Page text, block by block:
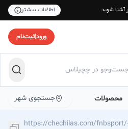
آشنا شوید اطلاعات بیشتر
ورود|ثبت‌نام
محصولات جستجوی شهر
https://chechilas.com/fnbsport/فروشگاه-لوازم-ورزشی-اف-ان-بی-